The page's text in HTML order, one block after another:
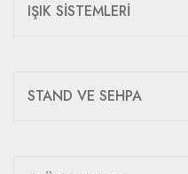
IŞIK SİSTEMLERİ
STAND VE SEHPA